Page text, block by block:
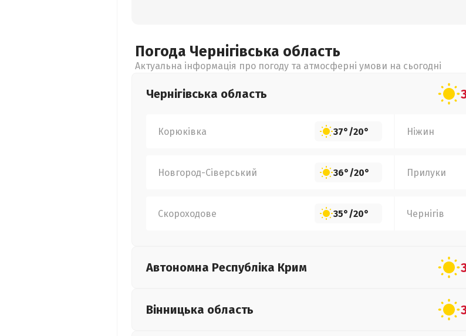
Погода Чернігівська область
Актуальна інформація про погоду та атмосферні умови на сьогодні
Чернігівська область
Корюківка 37°/20° Ніжин
Новгород-Сіверський 36°/20° Прилуки
Скороходове 35°/20° Чернігів
Автономна Республіка Крим
Вінницька область